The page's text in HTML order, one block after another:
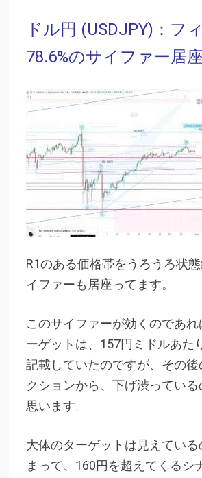
ドル円 (USDJPY)：フ
78.6%のサイファー居
R1のある価格帯をうろうろ状
イファーも居座ってます。
このサイファーが効くのであれ
ーゲットは、157円ミドルあた
記載していたのですが、その
クションから、下げ渋っている
思います。
大体のターゲットは見えている
まって、160円を超えてくるシ